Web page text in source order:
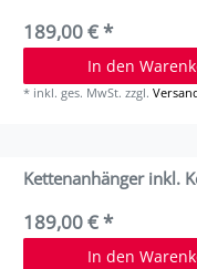
189,00 € *
In den
* inkl. ges. MwSt. zzgl.
Kettenanhänger inkl.
189,00 € *
In den